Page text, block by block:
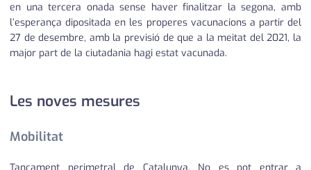
en una tercera onada sense haver finalitzar la segona, amb
l’esperança dipositada en les properes vacunacions a partir del
27 de desembre, amb la previsió de que a la meitat del 2021, la
major part de la ciutadania hagi estat vacunada.
Les noves mesures
Mobilitat